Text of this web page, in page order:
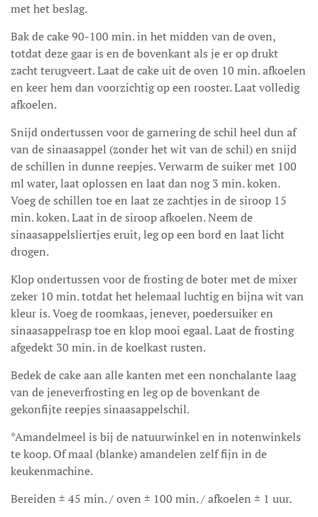
met het beslag.
Bak de cake 90-100 min. in het midden van de oven,
totdat deze gaar is en de bovenkant als je er op drukt
zacht terugveert. Laat de cake uit de oven 10 min. afkoelen
en keer hem dan voorzichtig op een rooster. Laat volledig
afkoelen.
Snijd ondertussen voor de garnering de schil heel dun af
van de sinaasappel (zonder het wit van de schil) en snijd
de schillen in dunne reepjes. Verwarm de suiker met 100
ml water, laat oplossen en laat dan nog 3 min. koken.
Voeg de schillen toe en laat ze zachtjes in de siroop 15
min. koken. Laat in de siroop afkoelen. Neem de
sinaasappelsliertjes eruit, leg op een bord en laat licht
drogen.
Klop ondertussen voor de frosting de boter met de mixer
zeker 10 min. totdat het helemaal luchtig en bijna wit van
kleur is. Voeg de roomkaas, jenever, poedersuiker en
sinaasappelrasp toe en klop mooi egaal. Laat de frosting
afgedekt 30 min. in de koelkast rusten.
Bedek de cake aan alle kanten met een nonchalante laag
van de jeneverfrosting en leg op de bovenkant de
gekonfijte reepjes sinaasappelschil.
*Amandelmeel is bij de natuurwinkel en in notenwinkels
te koop. Of maal (blanke) amandelen zelf fijn in de
keukenmachine.
Bereiden ± 45 min. / oven ± 100 min. / afkoelen ± 1 uur.